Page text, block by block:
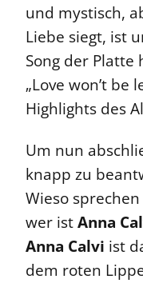
und mystisch,
Liebe siegt, ist
Song der Platte
„Love won’t be
Highlights des
Um nun
knapp zu
Wieso
wer istAnna
Anna Calvi ist
dem roten